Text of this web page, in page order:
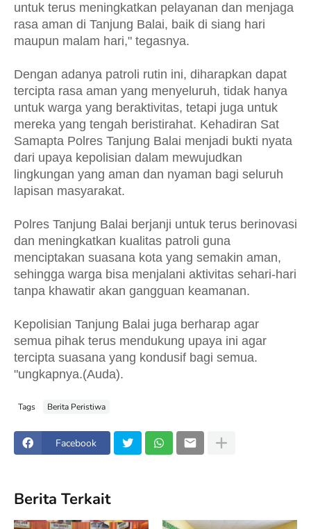
untuk terus meningkatkan pelayanan dan menjaga
rasa aman di Tanjung Balai, baik di siang hari
maupun malam hari," tegasnya.
Dengan adanya patroli rutin ini, diharapkan dapat
tercipta rasa aman yang menyeluruh, tidak hanya
untuk warga yang beraktivitas, tetapi juga untuk
mereka yang tengah beristirahat. Kehadiran Sat
Samapta Polres Tanjung Balai menjadi bukti nyata
dari upaya kepolisian dalam mewujudkan
lingkungan yang aman dan nyaman bagi seluruh
lapisan masyarakat.
Polres Tanjung Balai berjanji untuk terus berinovasi
dan meningkatkan kualitas patroli guna
menciptakan suasana kota yang semakin aman,
sehingga warga bisa menjalani aktivitas sehari-hari
tanpa khawatir akan gangguan keamanan.
Kepolisian Tanjung Balai juga berharap agar
semua pihak terus mendukung upaya ini agar
tercipta suasana yang kondusif bagi semua.
"ungkapnya.(Auda).
Tags Berita Peristiwa
Facebook
Berita Terkait